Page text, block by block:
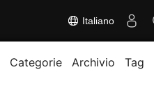
Italiano
Categorie Archivio Tag